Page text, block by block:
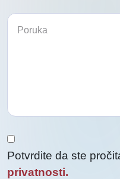
nas
kontaktirali
biste
nas
Potvrdite da ste
privatnosti.